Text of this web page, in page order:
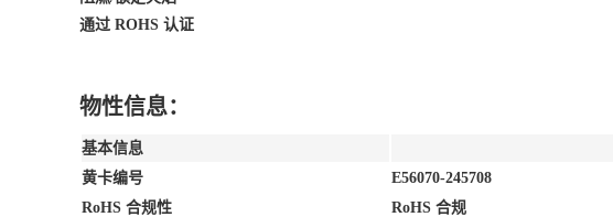
通过 ROHS 认证
物性信息：
基本信息
黄卡编号
E56070-245708
RoHS 合规性
RoHS 合规